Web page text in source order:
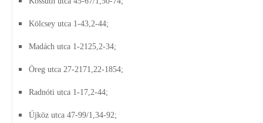
Kölcsey utca 1-43,2-44;
Madách utca 1-2125,2-34;
Öreg utca 27-2171,22-1854;
Radnóti utca 1-17,2-44;
Újköz utca 47-99/1,34-92;